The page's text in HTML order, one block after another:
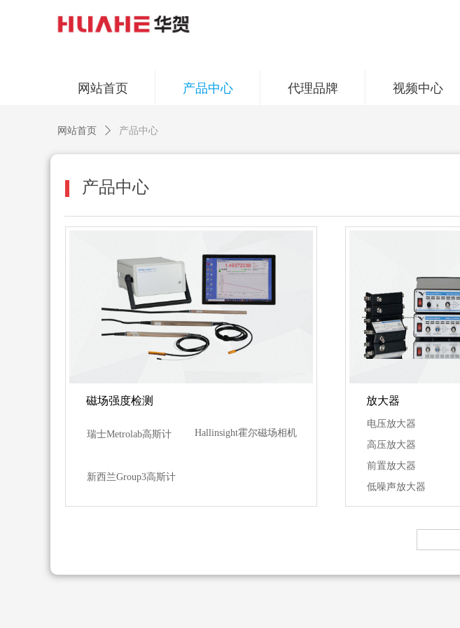
网站首页 产品中心 代理品牌 视频中心
网站首页 ꄲ 产品中心
产品中心
磁场强度检测
瑞士Metrolab高斯计
新西兰Group3高斯计
Hallinsight霍尔磁场相机
电压放大器
高压放大器
前置放大器
低噪声放大器
放大器